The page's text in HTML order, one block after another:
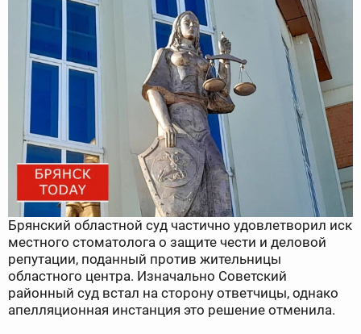
Брянский областной суд частично удовлетворил иск
местного стоматолога о защите чести и деловой
репутации, поданный против жительницы
областного центра. Изначально Советский
районный суд встал на сторону ответчицы, однако
апелляционная инстанция это решение отменила.